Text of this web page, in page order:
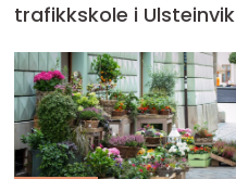
trafikkskole i Ulsteinvik